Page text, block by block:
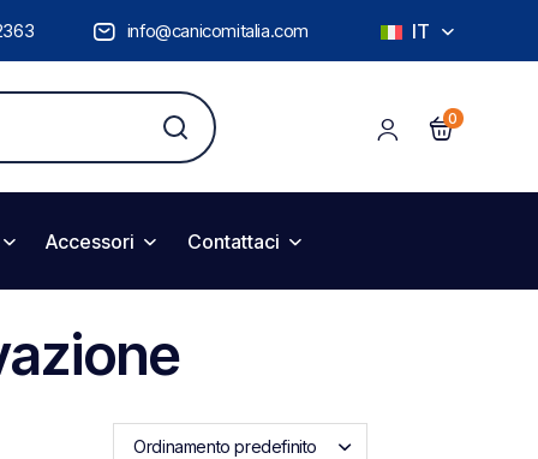
info@canicomitalia.com IT
0
Accessori Contattaci
Ordinamento predefinito